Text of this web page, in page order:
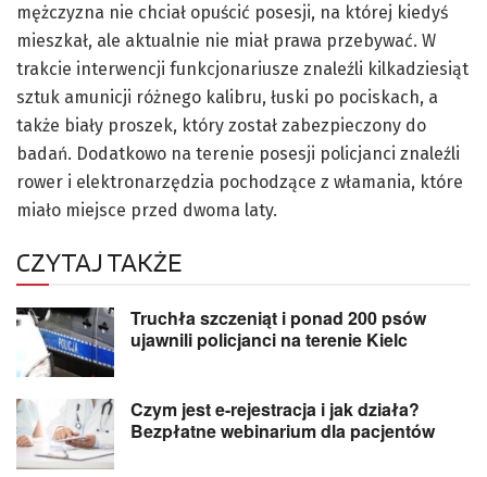
mężczyzna nie chciał opuścić posesji, na której kiedyś
mieszkał, ale aktualnie nie miał prawa przebywać. W
trakcie interwencji funkcjonariusze znaleźli kilkadziesiąt
sztuk amunicji różnego kalibru, łuski po pociskach, a
także biały proszek, który został zabezpieczony do
badań. Dodatkowo na terenie posesji policjanci znaleźli
rower i elektronarzędzia pochodzące z włamania, które
miało miejsce przed dwoma laty.
CZYTAJ TAKŻE
Truchła szczeniąt i ponad 200 psów
ujawnili policjanci na terenie Kielc
Czym jest e-rejestracja i jak działa?
Bezpłatne webinarium dla pacjentów